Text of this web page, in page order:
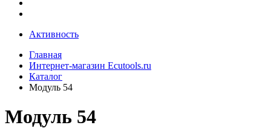
Активность
Главная
Интернет-магазин Ecutools.ru
Каталог
Модуль 54
Модуль 54